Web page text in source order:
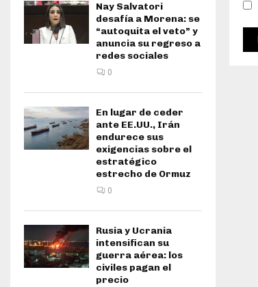
Nay Salvatori
desafía a Morena: se
“autoquita el veto” y
anuncia su regreso a
redes sociales
0
En lugar de ceder
ante EE.UU., Irán
endurece sus
exigencias sobre el
estratégico
estrecho de Ormuz
0
Rusia y Ucrania
intensifican su
guerra aérea: los
civiles pagan el
precio